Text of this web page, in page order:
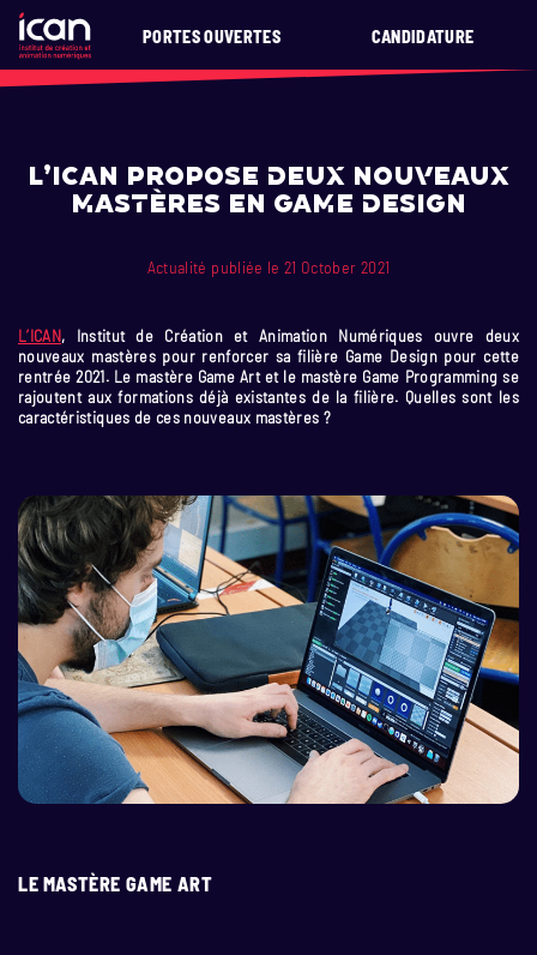
PORTES OUVERTES CANDIDATURE
L’ICAN propose deux nouveaux
mastères en game design
Actualité publiée le 21 October 2021
L’ICAN, Institut de Création et Animation Numériques ouvre deux
nouveaux mastères pour renforcer sa filière Game Design pour cette
rentrée 2021. Le mastère Game Art et le mastère Game Programming se
rajoutent aux formations déjà existantes de la filière. Quelles sont les
caractéristiques de ces nouveaux mastères ?
LE MASTÈRE GAME ART